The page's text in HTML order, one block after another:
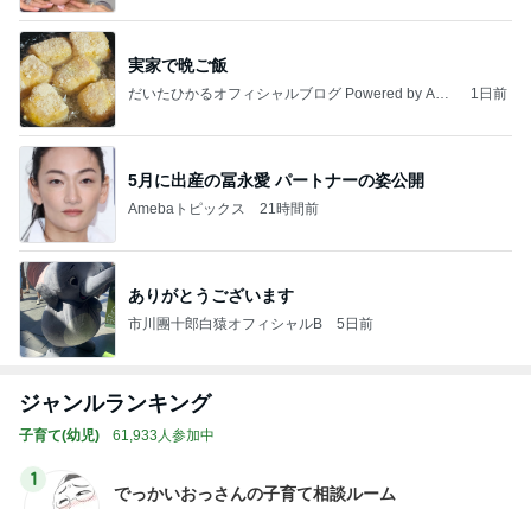
実家で晩ご飯
だいたひかるオフィシャルブログ Powered by Ame
1日前
5月に出産の冨永愛 パートナーの姿公開
Amebaトピックス 21時間前
ありがとうございます
市川團十郎白猿オフィシャルB 5日前
ジャンルランキング
子育て(幼児) 61,933人参加中
1
でっかいおっさんの子育て相談ルーム